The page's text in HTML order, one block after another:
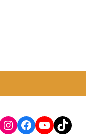
Instagram
Facebook
YouTube
TikTok